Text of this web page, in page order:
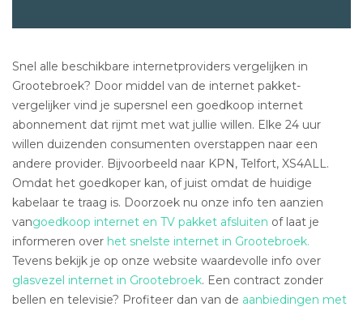
Snel alle beschikbare internetproviders vergelijken in
Grootebroek? Door middel van de internet pakket-
vergelijker vind je supersnel een goedkoop internet
abonnement dat rijmt met wat jullie willen. Elke 24 uur
willen duizenden consumenten overstappen naar een
andere provider. Bijvoorbeeld naar KPN, Telfort, XS4ALL.
Omdat het goedkoper kan, of juist omdat de huidige
kabelaar te traag is. Doorzoek nu onze info ten aanzien
vangoedkoop internet en TV pakket afsluiten of laat je
informeren over het snelste internet in Grootebroek.
Tevens bekijk je op onze website waardevolle info over
glasvezel internet in Grootebroek. Een contract zonder
bellen en televisie? Profiteer dan van de aanbiedingen met